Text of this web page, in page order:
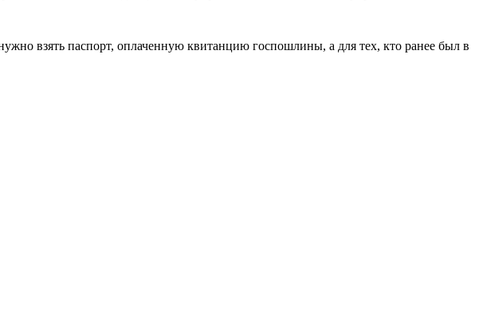
взять паспорт, оплаченную квитанцию госпошлины, а для тех, кто ранее был в